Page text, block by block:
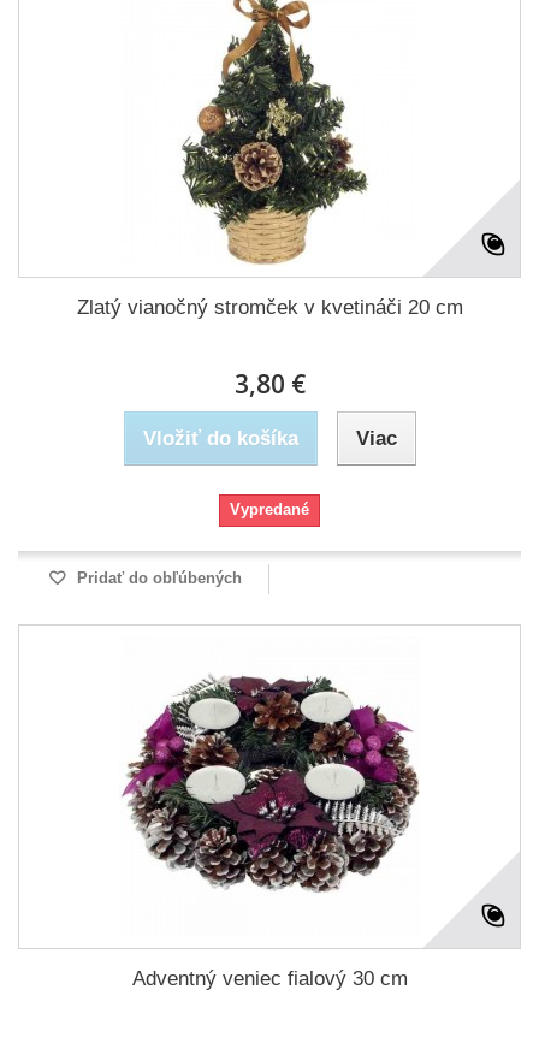
Zlatý vianočný stromček v kvetináči 20 cm
3,80 €
Vložiť do košíka Viac
Vypredané
Pridať do obľúbených
Adventný veniec fialový 30 cm